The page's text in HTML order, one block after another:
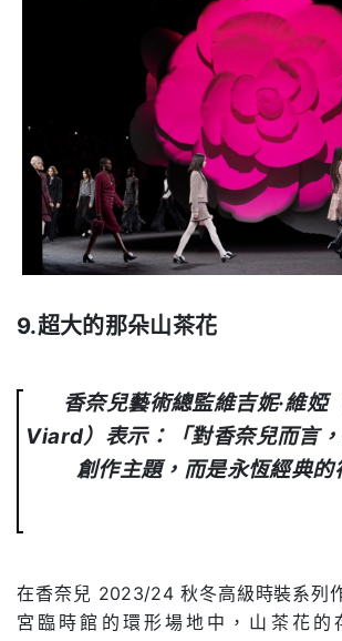
9.超大的那朵山茶花
香奈兒藝術總監維吉妮·維
Viard）表示：「對香奈兒而言
創作主題，而是永恆經典的
在香奈兒 2023/24 秋冬高級時裝系列
宮臨時館的環形場地中，山茶花的